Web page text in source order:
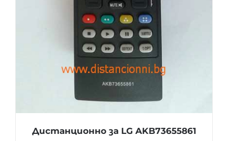
Дистанционно за LG AKB73655861